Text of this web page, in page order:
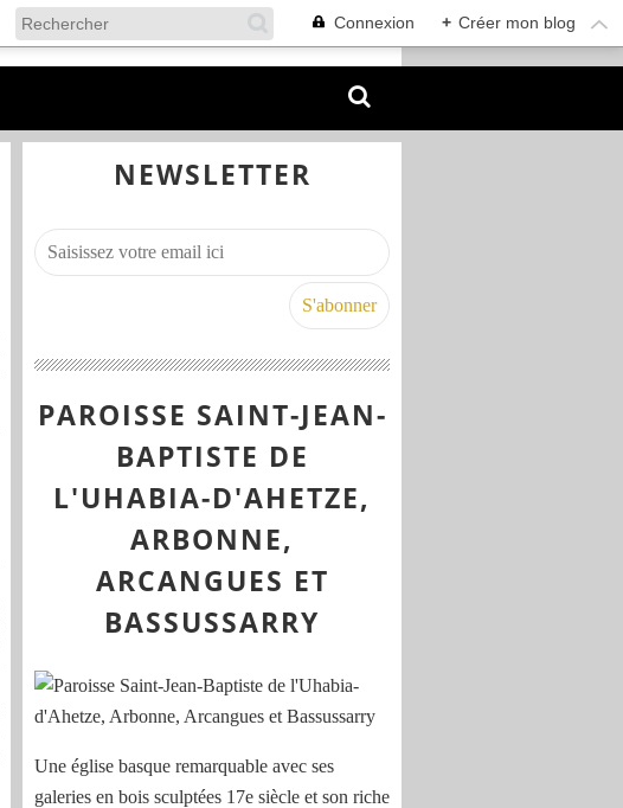
Connexion + Créer mon blog
NEWSLETTER
PAROISSE SAINT-JEAN-
BAPTISTE DE
L'UHABIA-D'AHETZE,
ARBONNE,
ARCANGUES ET
BASSUSSARRY
Une église basque remarquable avec ses
galeries en bois sculptées 17e siècle et son riche